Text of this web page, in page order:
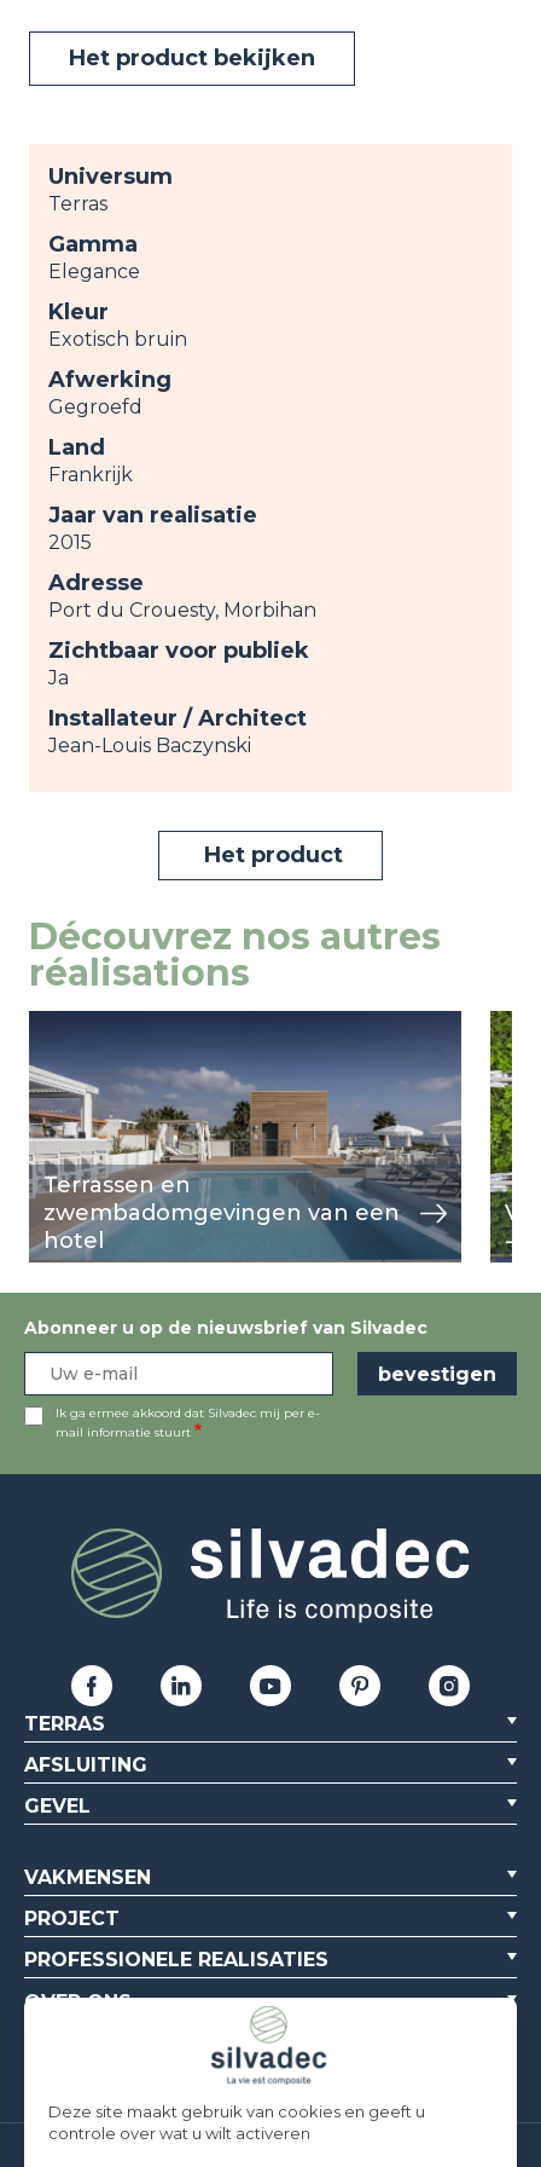
Het product bekijken
Universum
Terras
Gamma
Elegance
Kleur
Exotisch bruin
Afwerking
Gegroefd
Land
Frankrijk
Jaar van realisatie
2015
Adresse
Port du Crouesty, Morbihan
Zichtbaar voor publiek
Ja
Installateur / Architect
Jean-Louis Baczynski
Het product
Découvrez nos autres
réalisations
Terrassen en
zwembadomgevingen van een
hotel
-
Abonneer u op de nieuwsbrief van Silvadec
Ik ga ermee akkoord dat Silvadec mij per e-
mail informatie stuurt
TERRAS
AFSLUITING
GEVEL
VAKMENSEN
PROJECT
PROFESSIONELE REALISATIES
OVER ONS
Deze site maakt gebruik van cookies en geeft u
controle over wat u wilt activeren